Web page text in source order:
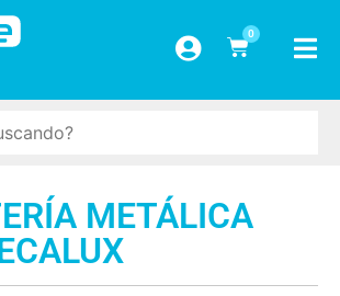
0
METÁLICA